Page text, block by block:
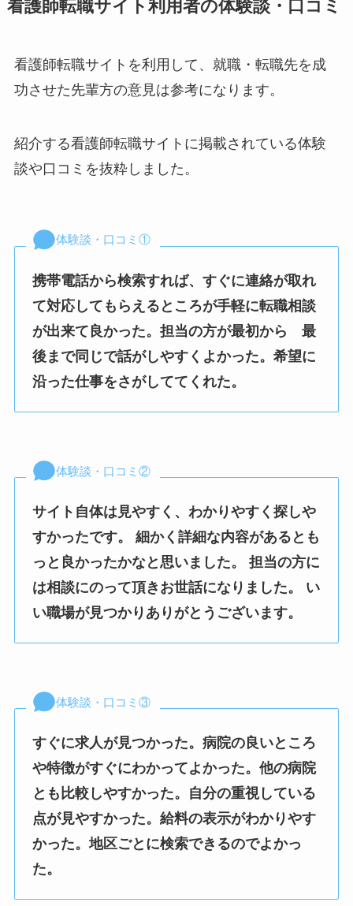
看護師転職サイト利用者の体験談・口コミ
看護師転職サイトを利用して、就職・転職先を成
功させた先輩方の意見は参考になります。
紹介する看護師転職サイトに掲載されている体験
談や口コミを抜粋しました。
体験談・口コミ①
携帯電話から検索すれば、すぐに連絡が取れ
て対応してもらえるところが手軽に転職相談
が出来て良かった。担当の方が最初から 最
後まで同じで話がしやすくよかった。希望に
沿った仕事をさがしててくれた。
体験談・口コミ②
サイト自体は見やすく、わかりやすく探しや
すかったです。 細かく詳細な内容があるとも
っと良かったかなと思いました。 担当の方に
は相談にのって頂きお世話になりました。 い
い職場が見つかりありがとうございます。
体験談・口コミ③
すぐに求人が見つかった。病院の良いところ
や特徴がすぐにわかってよかった。他の病院
とも比較しやすかった。自分の重視している
点が見やすかった。給料の表示がわかりやす
かった。地区ごとに検索できるのでよかっ
た。